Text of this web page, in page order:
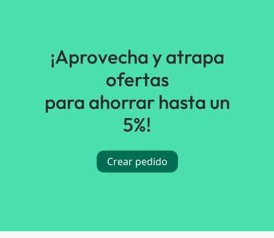
¡Aprovecha y atrapa
ofertas
para ahorrar hasta un
5%!
Crear pedido